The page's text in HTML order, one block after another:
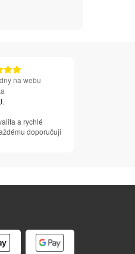
na webu
a rychlé
doporučuji